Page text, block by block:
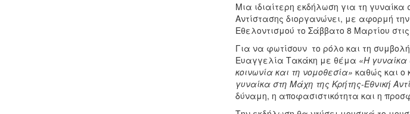
Μια ιδιαίτερη εκδήλωση για τη γυναίκα
Αντίστασης διοργανώνει, με αφορμή
Εθελοντισμού το Σάββατο 8 Μαρτίου
Για να φωτίσουν το ρόλο και τη
Ευαγγελία Τακάκη με θέμα «Η γυναίκα
κοινωνία και τη νομοθεσία» καθώς και ο
γυναίκα στη Μάχη της Κρήτης-Εθνική
δύναμη, η αποφασιστικότητα και η